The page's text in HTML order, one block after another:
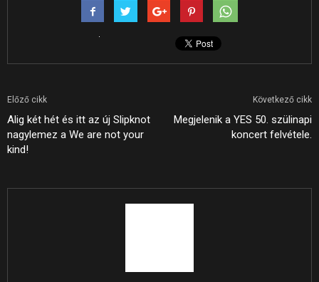
Előző cikk
Alig két hét és itt az új Slipknot
nagylemez a We are not your
kind!
Következő cikk
Megjelenik a YES 50. szülinapi
koncert felvétele.